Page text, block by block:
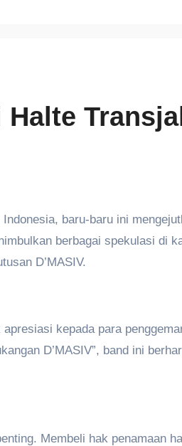
Halte
baru-baru ini
berbagai spekulasi di
D’MASIV.
kepada para
D’MASIV”, band ini
Membeli hak penamaan